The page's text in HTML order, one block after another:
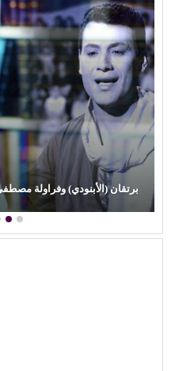
محمود عطية يكتب: سوق